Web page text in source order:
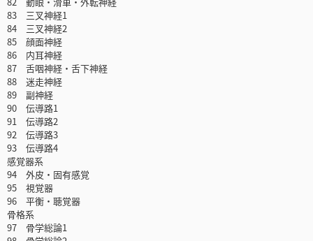
83 三叉神経1
84 三叉神経2
85 顔面神経
86 内耳神経
87 舌咽神経・舌下神経
88 迷走神経
89 副神経
90 伝導路1
91 伝導路2
92 伝導路3
93 伝導路4
感覚器系
94 外皮・固有感覚
95 視覚器
96 平衡・聴覚器
骨格系
97 骨学総論1